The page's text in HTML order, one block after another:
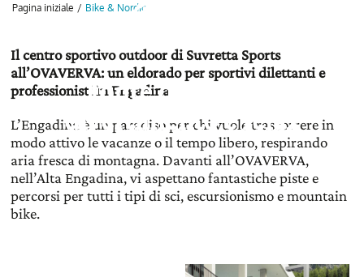
Fonte di energia,
divertimento e relax
Pagina iniziale / Bike & Nordic
Il centro sportivo outdoor di Suvretta Sports
all’OVAVERVA: un eldorado per sportivi dilettanti e
professionisti in Engadina
L’Engadina è un paradiso per chi vuole trascorrere in
modo attivo le vacanze o il tempo libero, respirando
aria fresca di montagna. Davanti all’OVAVERVA,
nell’Alta Engadina, vi aspettano fantastiche piste e
percorsi per tutti i tipi di sci, escursionismo e mountain
bike.